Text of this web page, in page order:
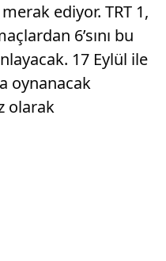
ediyor. TRT 1,
6’sını bu
17 Eylül ile
oynanacak
olarak